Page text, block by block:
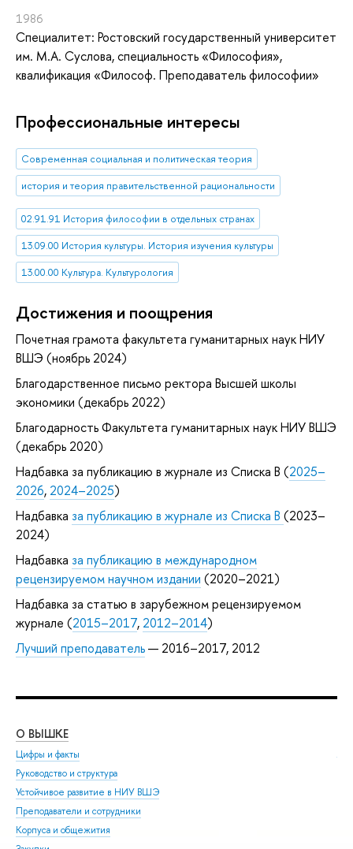
1986
Специалитет: Ростовский государственный университет
им. М.А. Суслова, специальность «Философия»,
квалификация «Философ. Преподаватель философии»
Профессиональные интересы
Современная социальная и политическая теория
история и теория правительственной рациональности
02.91.91 История философии в отдельных странах
13.09.00 История культуры. История изучения культуры
13.00.00 Культура. Культурология
Достижения и поощрения
Почетная грамота факультета гуманитарных наук НИУ
ВШЭ (ноябрь 2024)
Благодарственное письмо ректора Высшей школы
экономики (декабрь 2022)
Благодарность Факультета гуманитарных наук НИУ ВШЭ
(декабрь 2020)
Надбавка за публикацию в журнале из Списка B (2025–
2026, 2024–2025)
Надбавка за публикацию в журнале из Списка B (2023–
2024)
Надбавка за публикацию в международном
рецензируемом научном издании (2020–2021)
Надбавка за статью в зарубежном рецензируемом
журнале (2015–2017, 2012–2014)
Лучший преподаватель— 2016–2017, 2012
О ВЫШКЕ
Цифры и факты
Руководство и структура
Устойчивое развитие в НИУ ВШЭ
Преподаватели и сотрудники
Корпуса и общежития